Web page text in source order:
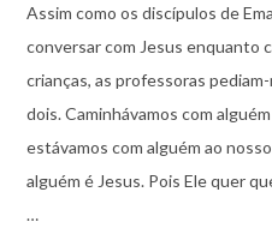
Assim como os discípulos de
conversar com Jesus enquanto
crianças, as professoras
dois. Caminhávamos com
estávamos com alguém ao
alguém é Jesus. Pois Ele quer
…